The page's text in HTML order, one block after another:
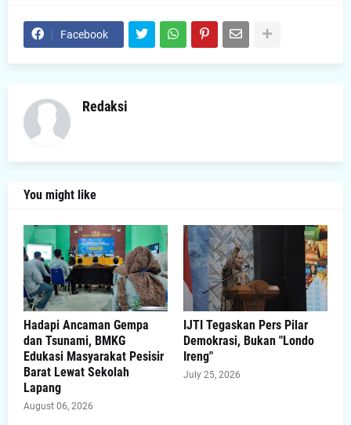
Facebook
Redaksi
You might like
Hadapi Ancaman Gempa
dan Tsunami, BMKG
Edukasi Masyarakat Pesisir
Barat Lewat Sekolah
Lapang
August 06, 2026
IJTI Tegaskan Pers Pilar
Demokrasi, Bukan "Londo
Ireng"
July 25, 2026